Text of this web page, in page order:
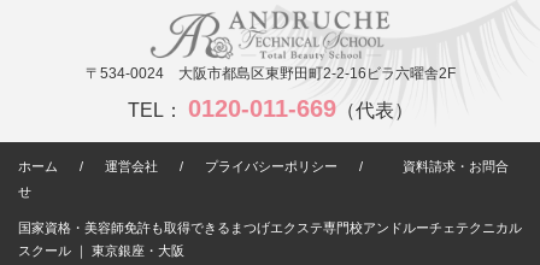
〒534-0024 大阪市都島区東野田町2-2-16ビラ六曜舎2F
TEL： 0120-011-669（代表）
ホーム / 運営会社 / プライバシーポリシー /
資料請求・お問合
せ
国家資格・美容師免許も取得できるまつげエクステ専門校アンドルーチェテクニカル
スクール ｜ 東京銀座・大阪